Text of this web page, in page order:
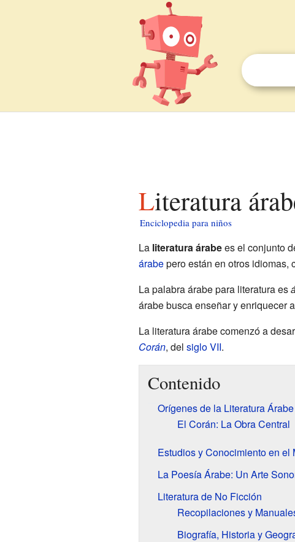
Literatura
Enciclopedia para niños
La literatura árabees el conjunto
árabepero están en otros idiomas,
La palabra árabe para literatura es
árabe busca enseñar y enriquecer
La literatura árabe comenzó a
Corán, del siglo VII.
Contenido
Orígenes de la Literatura Árabe
El Corán: La Obra Central
Estudios y Conocimiento en el
La Poesía Árabe: Un Arte
Literatura de No Ficción
Recopilaciones y
Biografía, Historia y